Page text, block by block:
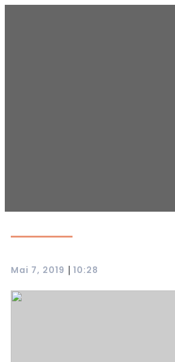
Mai 7, 2019 | 10:28